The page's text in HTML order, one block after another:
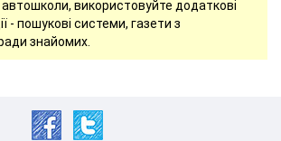
використовуйте додаткові
- пошукові системи, газети з
знайомих.